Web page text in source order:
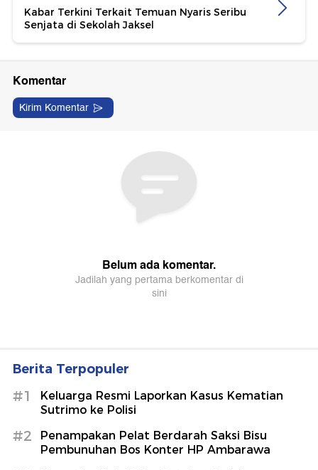
Kabar Terkini Terkait Temuan Nyaris Seribu
Senjata di Sekolah Jaksel
Berita Terpopuler
#1
Keluarga Resmi Laporkan Kasus Kematian
Sutrimo ke Polisi
#2
Penampakan Pelat Berdarah Saksi Bisu
Pembunuhan Bos Konter HP Ambarawa